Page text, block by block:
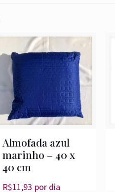
Almofada azul
marinho – 40 x
40 cm
R$11,93 por dia